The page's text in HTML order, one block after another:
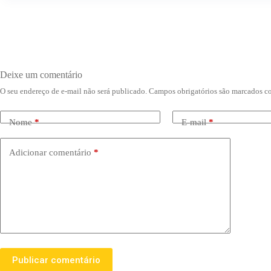
Deixe um comentário
O seu endereço de e-mail não será publicado. Campos obrigatórios são marcados
Nome* E-mail*
Adicionar comentário *
Publicar comentário